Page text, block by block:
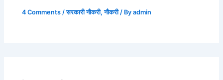
4 Comments /सरकारी नौकरी,नौकरी/ Byadmin